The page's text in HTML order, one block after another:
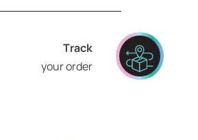
Τrack
your order